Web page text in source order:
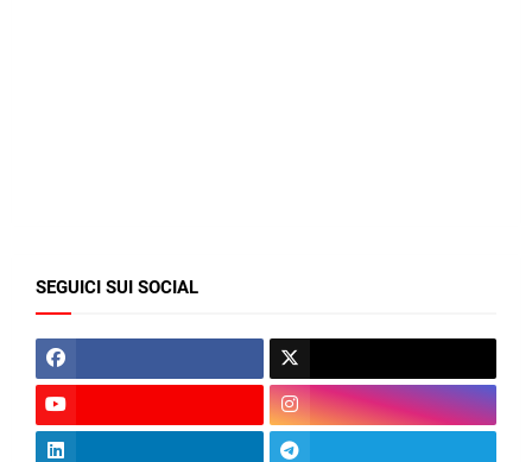
SEGUICI SUI SOCIAL